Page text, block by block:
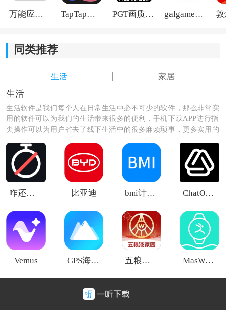
《找师傅家居服务》功能指南：
将尽力解决问题，确保您的满意度。
及时了解维修师傅的动态，以及您的订单状态。
3.提供订单查看功能，随时查看您的订单信息，包括订单
进度和支付情况，方便您管理和掌握订单状态。
4.通过我们的软件对维修师傅进行评价和评论，帮助其他
用户选择靠谱的师傅，同时也可以让师傅获得更多的反
馈和改进。
万能应用隐藏 TapTap国际版2026 PGT画质助手旧版 galgame游戏盒子2026
同类推荐
生活 家居
生活
生活软件是我们每个人在日常生活中必不可少的软件，那么非常实
用的软件可以为我们的生活带来很多的便利，手机下载APP进行指
尖操作可以为用户省去了线下生活中的很多麻烦琐事，更多实用的
咋还在刷 比亚迪 bmi计算器公式 ChatOn安卓版
Vemus GPS海拔测量仪 五粮液家园 MasWear